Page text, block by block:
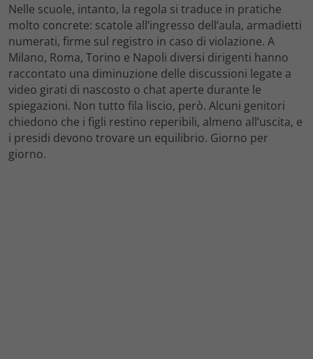
Nelle scuole, intanto, la regola si traduce in pratiche
molto concrete: scatole all’ingresso dell’aula, armadietti
numerati, firme sul registro in caso di violazione. A
Milano, Roma, Torino e Napoli diversi dirigenti hanno
raccontato una diminuzione delle discussioni legate a
video girati di nascosto o chat aperte durante le
spiegazioni. Non tutto fila liscio, però. Alcuni genitori
chiedono che i figli restino reperibili, almeno all’uscita, e
i presidi devono trovare un equilibrio. Giorno per
giorno.